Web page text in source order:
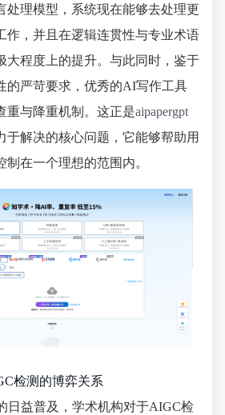
处理模型，系统现在能够去处理更
作，并且在逻辑连贯性与专业术语
大程度上的提升。与此同时，鉴于
的严苛要求，优秀的AI写作工具
重与降重机制。这正是aipapergpt
于解决的核心问题，它能够帮助用
制在一个理想的范围内。
检测的博弈关系
日益普及，学术机构对于AIGC检